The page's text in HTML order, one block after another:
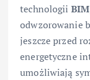
technologii BIM
odwzorowanie
jeszcze przed
energetyczne
umożliwiają